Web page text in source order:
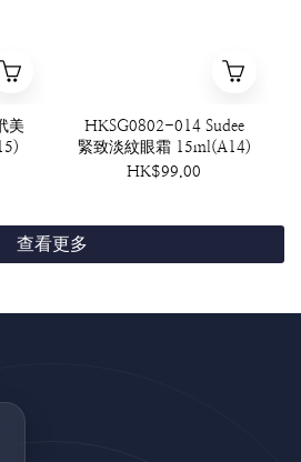
美
HKSG0802-014 Sudee
緊致淡紋眼霜 15ml(A14)
HK$99.00
查看更多